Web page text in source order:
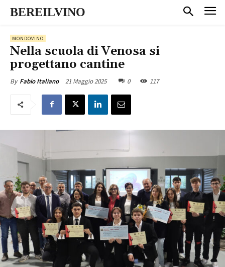
BEREILVINO
MONDOVINO
Nella scuola di Venosa si
progettano cantine
By Fabio Italiano 21 Maggio 2025 0 117